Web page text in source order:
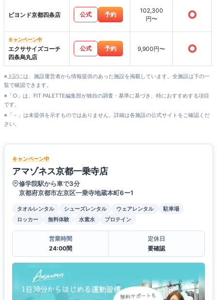
ビヨンド京都四条店 公式 予約
102,300
円〜
○
キャンペーン中
エクササイズコーチ
四条烏丸店
公式 予約 9,900円〜 ○
※上記には、施設運営者から情報提供のあった施設を掲載しています。全施設は下の一
覧で確認できます。
※「○」は、FIT PALETTE編集部が独自の調査・基準に基づき、特におすすめする項目
です。
※「－」は未提供を示すものではありません。詳細は各施設の公式サイトをご確認くだ
さい。
キャンペーン中
アマゾネス京都一乗寺店
修学院駅から車で3分
京都府京都市左京区一乗寺地蔵本町6ー1
タオルレンタル シューズレンタル ウェアレンタル
駐車場
ロッカー
無料体験 水素水 プロテイン
営業時間
24:00間
定休日
要確認